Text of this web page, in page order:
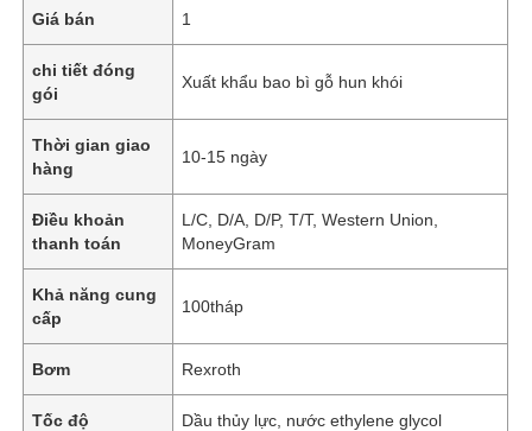
Giá bán 1
chi tiết đóng
gói
Xuất khẩu bao bì gỗ hun khói
Thời gian giao
hàng
10-15 ngày
Điều khoản
thanh toán
L/C, D/A, D/P, T/T, Western Union,
MoneyGram
Khả năng cung
cấp
100tháp
Bơm Rexroth
Tốc độ Dầu thủy lực, nước ethylene glycol